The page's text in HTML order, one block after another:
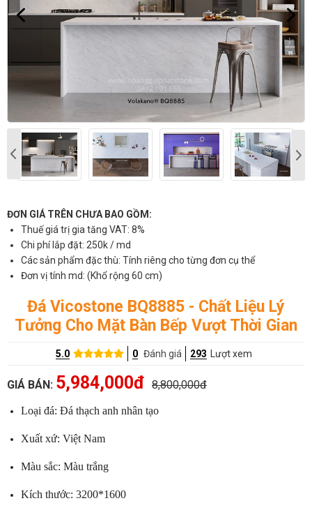
ĐƠN GIÁ TRÊN CHƯA BAO GỒM:
Thuế giá trị gia tăng VAT: 8%
Chi phí lắp đặt: 250k / md
Các sản phẩm đặc thù: Tính riêng cho từng đơn cụ thể
Đơn vị tính md: (Khổ rộng 60 cm)
Đá Vicostone BQ8885 - Chất Liệu Lý
Tưởng Cho Mặt Bàn Bếp Vượt Thời Gian
5.0 0 Đánh giá 293 Lượt xem
GIÁ BÁN: 5,984,000đ 8,800,000đ
Loại đá: Đá thạch anh nhân tạo
Xuất xứ: Việt Nam
Màu sắc: Màu trắng
Kích thước: 3200*1600